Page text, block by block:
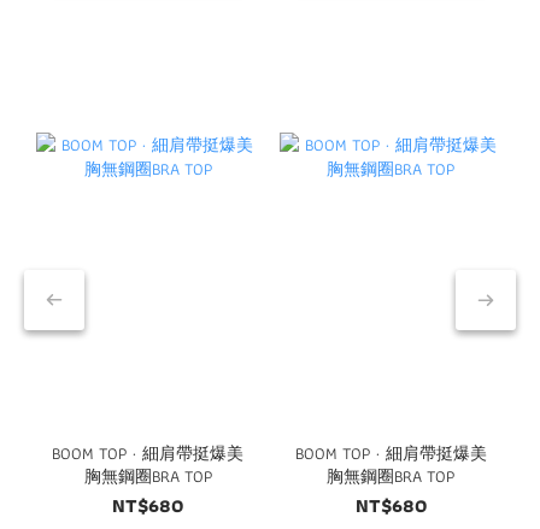
BOOM TOP · 細肩帶挺爆美
胸無鋼圈BRA TOP
NT$680
BOOM TOP · 細肩帶挺爆美
胸無鋼圈BRA TOP
NT$680